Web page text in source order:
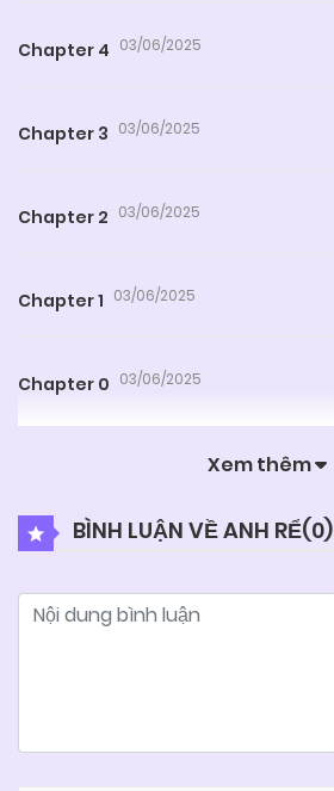
Chapter 4 03/06/2025
Chapter 3 03/06/2025
Chapter 2 03/06/2025
Chapter 1 03/06/2025
Chapter 0 03/06/2025
Xem thêm
BÌNH LUẬN VỀ ANH RỂ(0)